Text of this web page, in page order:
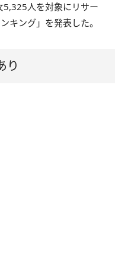
人を対象にリサー
キング」を発表した。
り